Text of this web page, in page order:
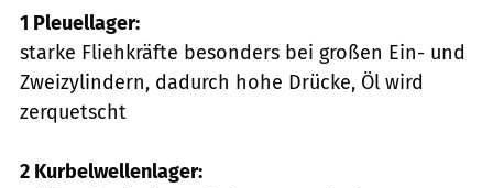
1 Pleuellager:
starke Fliehkräfte besonders bei großen Ein- und
Zweizylindern, dadurch hohe Drücke, Öl wird
zerquetscht
2 Kurbelwellenlager: